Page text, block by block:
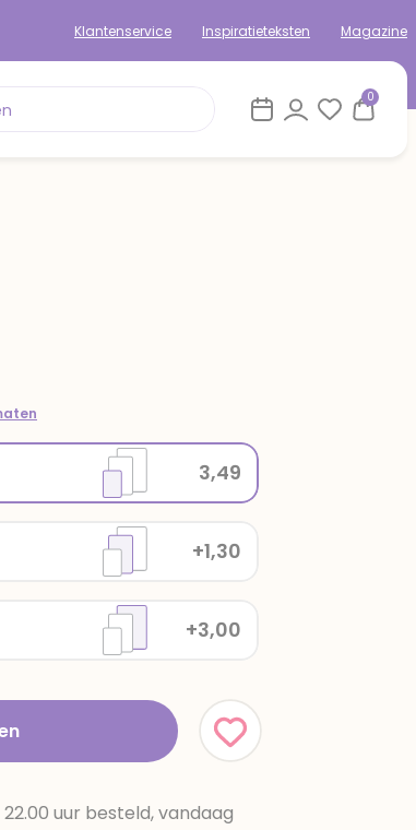
Klantenservice Inspiratieteksten Magazine
0
+3,00
+1,30
3,49
uur besteld, vandaag